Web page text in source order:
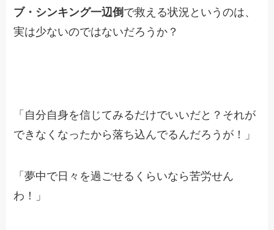
ブ・シンキング一辺倒 で救える状況というのは、
実は少ないのではないだろうか？
「自分自身を信じてみるだけでいいだと？それが
できなくなったから落ち込んでるんだろうが！」
「夢中で日々を過ごせるくらいなら苦労せん
わ！」